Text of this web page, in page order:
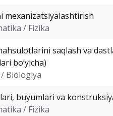
mexanizatsiyalashtirish
/ Fizika
saqlash va
bo‘yicha)
Biologiya
buyumlari va
/ Fizika